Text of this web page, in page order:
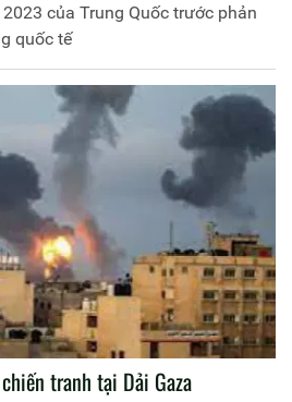
của Trung Quốc trước phản
quốc tế
tranh tại Dải Gaza